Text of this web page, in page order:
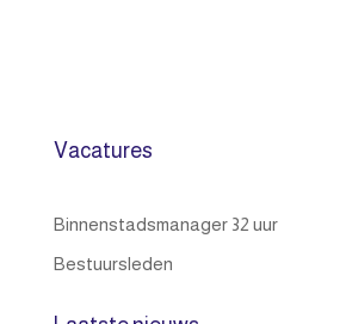
Vacatures
Binnenstadsmanager 32 uur
Bestuursleden